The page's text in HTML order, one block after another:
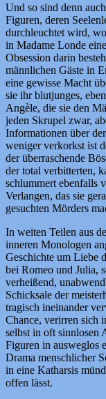
Und so sind denn
Figuren, deren
durchleuchtet wird,
in Madame Londe
Obsession darin
männlichen Gäste in
eine gewisse Macht
sie ihr blutjunges,
Angèle, die sie den
jeden Skrupel zwar,
Informationen über
weniger verkorkst ist
der überraschende
der total verbitterten,
schlummert ebenfalls
Verlangen, das sie
gesuchten Mörders
In weiten Teilen aus
inneren Monologen
Geschichte um Liebe
bei Romeo und Julia,
verheißend,
Schicksale der
tragisch ineinander
Chance, verirren sich
selbst in oft sinnlosen
Figuren in ausweglos
Drama menschlicher
in eine Katharsis
offen lässt.